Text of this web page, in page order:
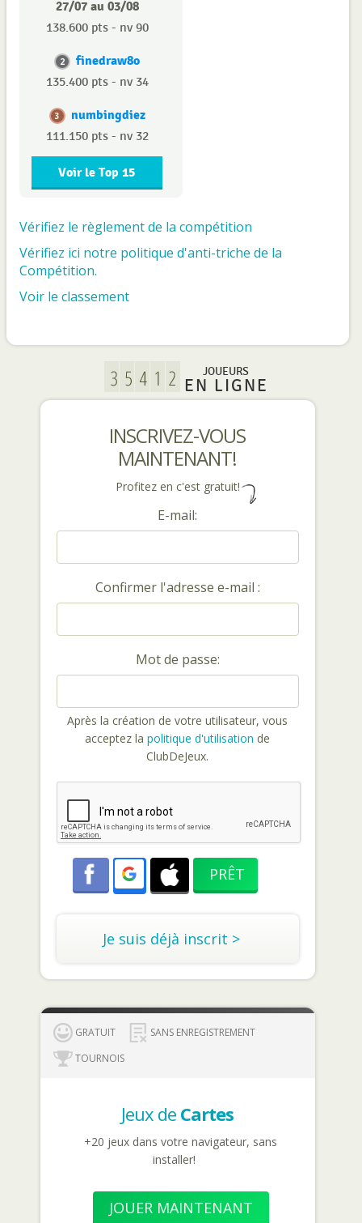
27/07 au 03/08
138.600 pts - nv 90
2 finedraw8o
135.400 pts - nv 34
3 numbingdiez
111.150 pts - nv 32
Voir le Top 15
Vérifiez le règlement de la compétition
Vérifiez ici notre politique d'anti-triche de la
Compétition.
Voir le classement
JOUEURS
EN LIGNE
INSCRIVEZ-VOUS
MAINTENANT!
Profitez en c'est gratuit!
E-mail:
Confirmer l'adresse e-mail :
Mot de passe:
Après la création de votre utilisateur, vous
acceptez la politique d'utilisation de
ClubDeJeux.
Je suis déjà inscrit >
GRATUIT
SANS ENREGISTREMENT
TOURNOIS
Jeux de Cartes
+20 jeux dans votre navigateur, sans
installer!
JOUER MAINTENANT